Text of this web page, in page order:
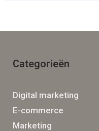
Categorieën
Digital marketing
E-commerce
Marketing